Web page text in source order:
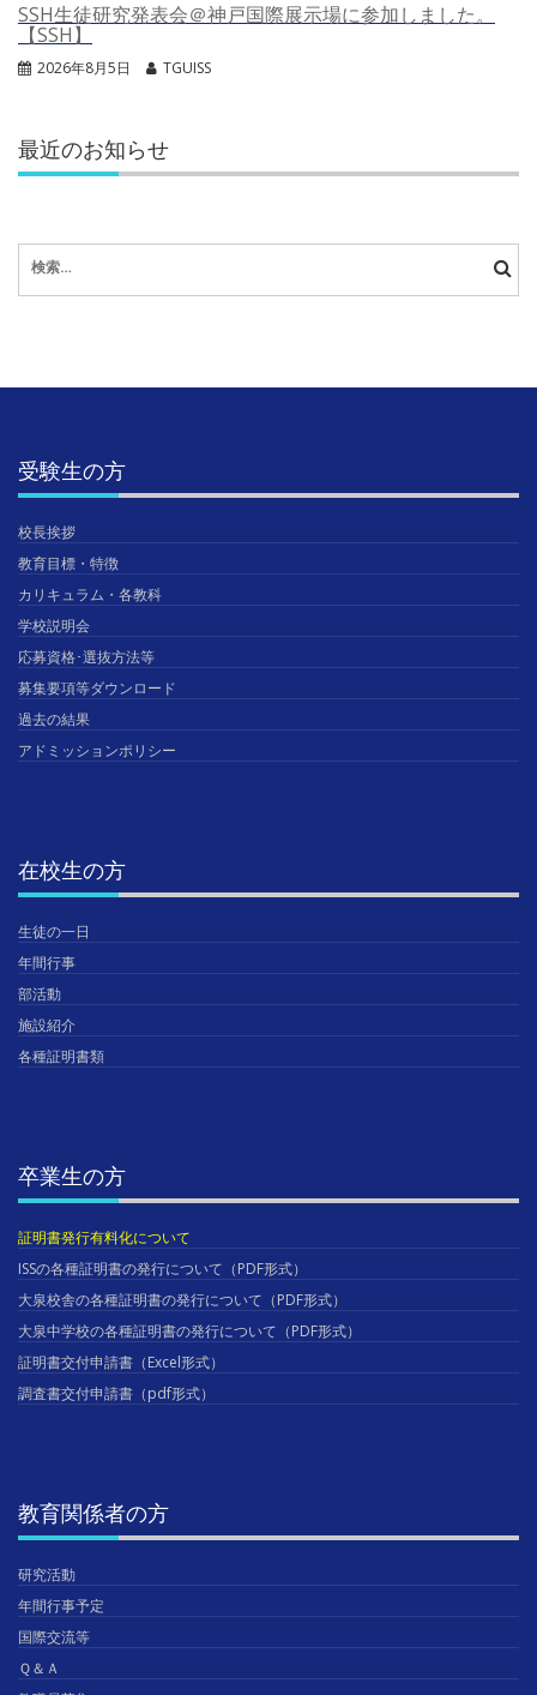
SSH生徒研究発表会＠神戸国際展示場に参加しました。
【SSH】
2026年8月5日 TGUISS
最近のお知らせ
索:
受験生の方
校長挨拶
教育目標・特徴
カリキュラム・各教科
学校説明会
応募資格･選抜方法等
募集要項等ダウンロード
過去の結果
アドミッションポリシー
在校生の方
生徒の一日
年間行事
部活動
施設紹介
各種証明書類
卒業生の方
証明書発行有料化について
ISSの各種証明書の発行について（PDF形式）
大泉校舎の各種証明書の発行について（PDF形式）
大泉中学校の各種証明書の発行について（PDF形式）
証明書交付申請書（Excel形式）
調査書交付申請書（pdf形式）
教育関係者の方
研究活動
年間行事予定
国際交流等
Ｑ＆Ａ